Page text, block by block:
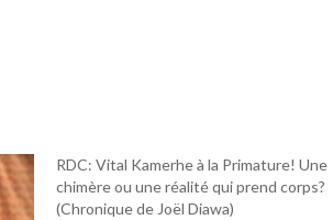
RDC: Vital Kamerhe à la Primature! Une
chimère ou une réalité qui prend corps?
(Chronique de Joël Diawa)